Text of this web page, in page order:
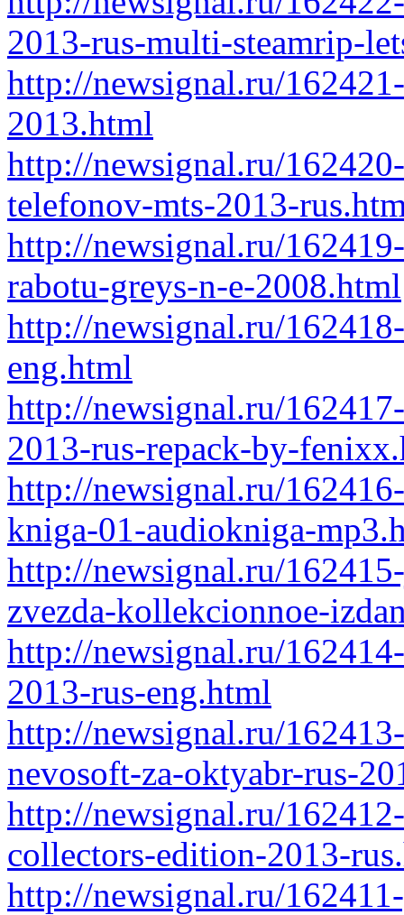
2013-rus-multi-steamrip-
http://newsignal.ru/
2013.html
http://newsignal.ru/
telefonov-mts-2013-
http://newsignal.ru/
rabotu-greys-n-e-2008.html
http://newsignal.ru/
eng.html
http://newsignal.ru/
2013-rus-repack-by-
http://newsignal.ru/
kniga-01-audiokniga-
http://newsignal.ru/
zvezda-kollekcionnoe-
http://newsignal.ru/
2013-rus-eng.html
http://newsignal.ru/
nevosoft-za-oktyabr-rus-
http://newsignal.ru/
collectors-edition-2013-
http://newsignal.ru/